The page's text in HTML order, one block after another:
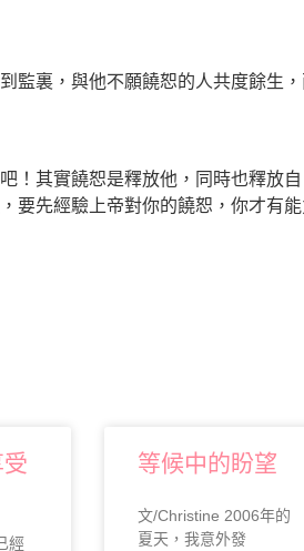
監裏，與他不願饒恕的人共度餘生，
！其實饒恕是釋放他，同時也釋放自
要先經驗上帝對你的饒恕，你才有能
經
等候中的盼望
文/Christine 2006年的
夏天，我意外發